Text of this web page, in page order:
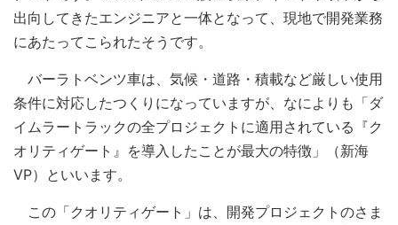
出向してきたエンジニアと一体となって、現地で開発業務
にあたってこられたそうです。
バーラトベンツ車は、気候・道路・積載など厳しい使用
条件に対応したつくりになっていますが、なによりも「ダ
イムラートラックの全プロジェクトに適用されている『ク
オリティゲート』を導入したことが最大の特徴」（新海
VP）といいます。
この「クオリティゲート」は、開発プロジェクトのさま